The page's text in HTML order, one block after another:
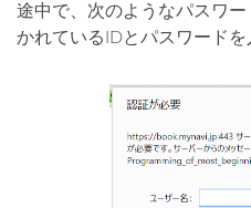
途中で、次のようなパスワ
かれているIDとパスワードを